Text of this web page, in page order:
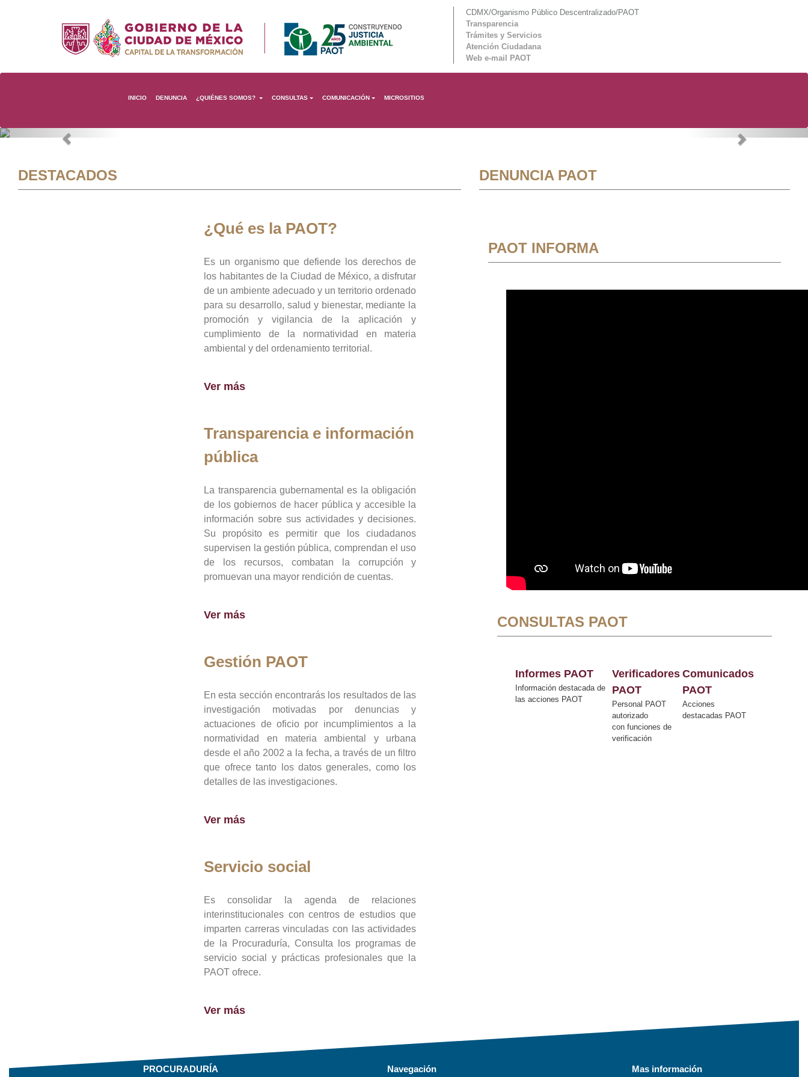
CDMX/Organismo Público Descentralizado/PAOT
Transparencia
Trámites y Servicios
Atención Ciudadana
Web e-mail PAOT
INICIO DENUNCIA ¿QUIÉNES SOMOS? CONSULTAS COMUNICACIÓN MICROSITIOS
Previous Next
DESTACADOS
¿Qué es la PAOT?
Es un organismo que defiende los derechos de
los habitantes de la Ciudad de México, a disfrutar
de un ambiente adecuado y un territorio ordenado
para su desarrollo, salud y bienestar, mediante la
promoción y vigilancia de la aplicación y
cumplimiento de la normatividad en materia
ambiental y del ordenamiento territorial.
Ver más
Transparencia e información
pública
La transparencia gubernamental es la obligación
de los gobiernos de hacer pública y accesible la
información sobre sus actividades y decisiones.
Su propósito es permitir que los ciudadanos
supervisen la gestión pública, comprendan el uso
de los recursos, combatan la corrupción y
promuevan una mayor rendición de cuentas.
Ver más
Gestión PAOT
En esta sección encontrarás los resultados de las
investigación motivadas por denuncias y
actuaciones de oficio por incumplimientos a la
normatividad en materia ambiental y urbana
desde el año 2002 a la fecha, a través de un filtro
que ofrece tanto los datos generales, como los
detalles de las investigaciones.
Ver más
Servicio social
Es consolidar la agenda de relaciones
interinstitucionales con centros de estudios que
imparten carreras vinculadas con las actividades
de la Procuraduría, Consulta los programas de
servicio social y prácticas profesionales que la
PAOT ofrece.
Ver más
DENUNCIA PAOT
PAOT INFORMA
CONSULTAS PAOT
Informes PAOT
Información destacada de
las acciones PAOT
Verificadores
PAOT
Personal PAOT
autorizado
con funciones de
verificación
Comunicados
PAOT
Acciones
destacadas PAOT
PROCURADURÍA Navegación Mas información